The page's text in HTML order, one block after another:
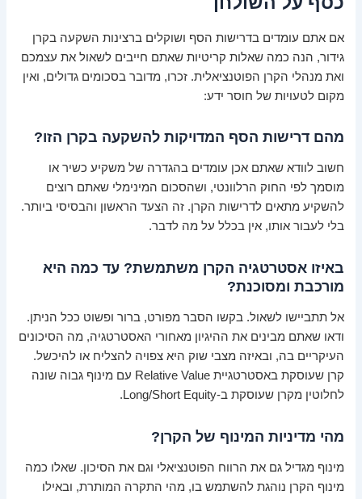
אם אתם עומדים בדרישות הסף ושוקלים ברצינות השקעה בקרן
גידור, הנה כמה שאלות קריטיות שאתם חייבים לשאול את עצמכם
ואת מנהלי הקרן הפוטנציאלית. זכרו, מדובר בסכומים גדולים, ואין
מקום לטעויות של חוסר ידע:
מהם דרישות הסף המדויקות להשקעה בקרן הזו?
חשוב לוודא שאתם אכן עומדים בהגדרה של משקיע כשיר או
מוסמך לפי החוק הרלוונטי, ושהסכום המינימלי שאתם רוצים
להשקיע מתאים לדרישות הקרן. זה הצעד הראשון והבסיסי ביותר.
בלי לעבור אותו, אין בכלל על מה לדבר.
באיזו אסטרטגיה הקרן משתמשת? עד כמה היא
מורכבת ומסוכנת?
אל תתביישו לשאול. בקשו הסבר מפורט, ברור ופשוט ככל הניתן.
ודאו שאתם מבינים את ההיגיון מאחורי האסטרטגיה, מה הסיכונים
העיקריים בה, ובאיזה מצבי שוק היא צפויה להצליח או להיכשל.
קרן שעוסקת באסטרטגיית Relative Value עם מינוף גבוה שונה
לחלוטין מקרן שעוסקת ב-Long/Short Equity.
מהי מדיניות המינוף של הקרן?
מינוף מגדיל גם את הרווח הפוטנציאלי וגם את הסיכון. שאלו כמה
מינוף הקרן נוהגת להשתמש בו, מהי התקרה המותרת, ובאילו